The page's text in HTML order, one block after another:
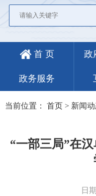
首 页 政
政务服务
当前位置： 首页 > 新闻
“一部三局”在
日